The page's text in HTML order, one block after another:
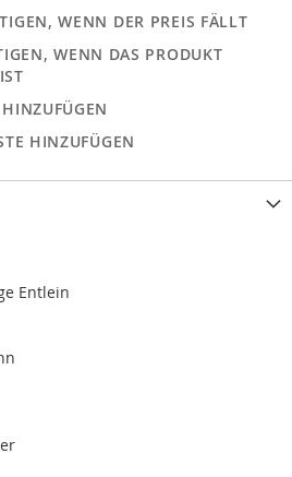
WENN DER PREIS FÄLLT
WENN DAS PRODUKT
HINZUFÜGEN
Entlein